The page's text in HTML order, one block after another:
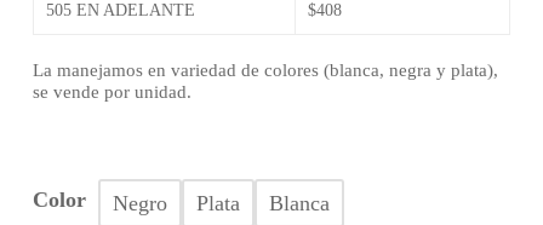
505 EN ADELANTE $408
La manejamos en variedad de colores (blanca, negra y plata),
se vende por unidad.
Color Negro Plata Blanca